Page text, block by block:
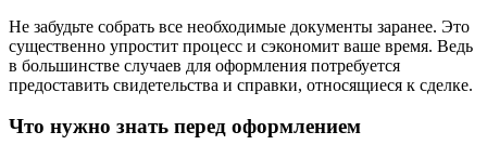
Не забудьте собрать все необходимые документы заранее. Это
существенно упростит процесс и сэкономит ваше время. Ведь
в большинстве случаев для оформления потребуется
предоставить свидетельства и справки, относящиеся к сделке.
Что нужно знать перед оформлением